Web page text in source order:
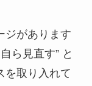
ジがあります
ら見直す” と
を取り入れて